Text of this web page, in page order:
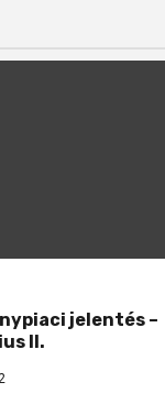
jelentés –
II.